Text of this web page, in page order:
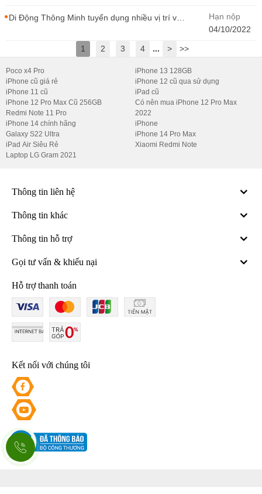
Di Động Thông Minh tuyển dụng nhiều vị trí với
Hạn nộp
04/10/2022
1 2 3 4 ... > >>
Poco x4 Pro
iPhone cũ giá rẻ
iPhone 11 cũ
iPhone 12 Pro Max Cũ 256GB
Redmi Note 11 Pro
iPhone 14 chính hãng
Galaxy S22 Ultra
iPad Air Siêu Rẻ
Laptop LG Gram 2021
iPhone 13 128GB
iPhone 12 cũ qua sử dụng
iPad cũ
Có nên mua iPhone 12 Pro Max
2022
iPhone
iPhone 14 Pro Max
Xiaomi Redmi Note
Thông tin liên hệ
Thông tin khác
Thông tin hỗ trợ
Gọi tư vấn & khiếu nại
Hỗ trợ thanh toán
Kết nối với chúng tôi